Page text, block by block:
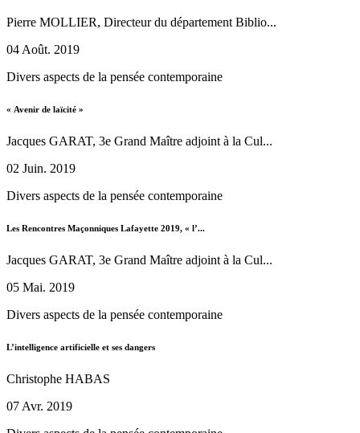
Pierre MOLLIER, Directeur du département Biblio...
04 Août. 2019
Divers aspects de la pensée contemporaine
« Avenir de laïcité »
Jacques GARAT, 3e Grand Maître adjoint à la Cul...
02 Juin. 2019
Divers aspects de la pensée contemporaine
Les Rencontres Maçonniques Lafayette 2019, « l’...
Jacques GARAT, 3e Grand Maître adjoint à la Cul...
05 Mai. 2019
Divers aspects de la pensée contemporaine
L’intelligence artificielle et ses dangers
Christophe HABAS
07 Avr. 2019